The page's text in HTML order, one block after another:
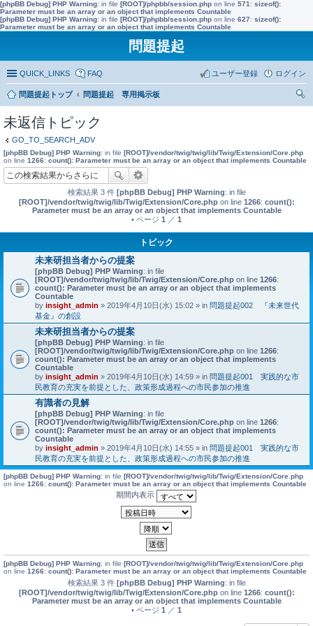
[phpBB Debug] PHP Warning: in file [ROOT]/phpbb/session.php on line 571 : sizeof():
Parameter must be an array or an object that implements Countable
[phpBB Debug] PHP Warning: in file [ROOT]/phpbb/session.php on line 627: sizeof():
Parameter must be an array or an object that implements Countable
問題提起
QUICK_LINKS FAQ ログイン
ユーザー登録
問題提起トップ
問題提起 専用掲示板
未返信トピック
GO_TO_SEARCH_ADV
[phpBB Debug] PHP Warning: in file [ROOT]/vendor/twig/twig/lib/Twig/Extension/Core.php
on line 1266: count(): Parameter must be an array or an object that implements Countable
検索結果 3 件 [phpBB Debug] PHP Warning: in file
[ROOT]/vendor/twig/twig/lib/Twig/Extension/Core.phpon line 1266: count():
Parameter must be an array or an object that implements Countable
• ページ 1 ／ 1
トピック
未来研担当者からの提案
[phpBB Debug] PHP Warning: in file
[ROOT]/vendor/twig/twig/lib/Twig/Extension/Core.php on line 1266:
count(): Parameter must be an array or an object that implements
Countable
by insight_admin » 2019年4月10日(水) 15:02 » in 問題提起002 『未来世代
基金』の創設
未来研担当者からの提案
[phpBB Debug] PHP Warning: in file
[ROOT]/vendor/twig/twig/lib/Twig/Extension/Core.php on line 1266:
count(): Parameter must be an array or an object that implements
Countable
by insight_admin » 2019年4月10日(水) 14:59 » in 問題提起001 実践的な市
民教育の充実を前提とした、政策形成過程への市民参加の推進
有識者の見解
[phpBB Debug] PHP Warning: in file
[ROOT]/vendor/twig/twig/lib/Twig/Extension/Core.php on line 1266:
count(): Parameter must be an array or an object that implements
Countable
by insight_admin » 2019年4月10日(水) 14:55 » in 問題提起001 実践的な市
民教育の充実を前提とした、政策形成過程への市民参加の推進
[phpBB Debug] PHP Warning: in file [ROOT]/vendor/twig/twig/lib/Twig/Extension/Core.php
on line 1266: count(): Parameter must be an array or an object that implements Countable
期間内表示
[phpBB Debug] PHP Warning: in file [ROOT]/vendor/twig/twig/lib/Twig/Extension/Core.php
on line 1266: count(): Parameter must be an array or an object that implements Countable
検索結果 3 件 [phpBB Debug] PHP Warning: in file
[ROOT]/vendor/twig/twig/lib/Twig/Extension/Core.phpon line 1266: count():
Parameter must be an array or an object that implements Countable
• ページ 1 ／ 1